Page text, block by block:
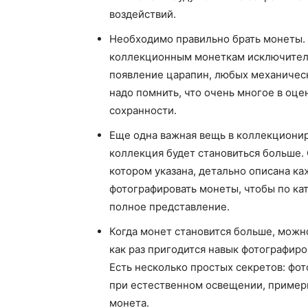
воздействий.
Необходимо правильно брать
коллекционным монеткам
появление царапин, любых
надо помнить, что очень многое в
сохранности.
Еще одна важная вещь в
коллекция будет становиться
котором указана, детально описана
фотографировать монеты, чтобы по
полное представление.
Когда монет становится больше,
как раз пригодится навык
Есть несколько простых секретов:
при естественном освещении,
монета.